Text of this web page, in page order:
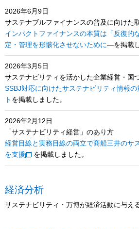
2026年6月9日
サステナブルファイナンスの普及に向けた
インパクトファイナンスの本質は「反復的
定・管理を形骸化させないために―を掲載
2026年3月5日
サステナビリティを活かした企業経営・国
SSBJ対応に向けたサステナビリティ情報
ト を掲載しました。
2026年2月12日
「サステナビリティ経営」のあり方
経営目線と実務目線の両立で商船三井のサ
を支援
を掲載しました。
経済分析
サステナビリティ・万博が経済活動に与え